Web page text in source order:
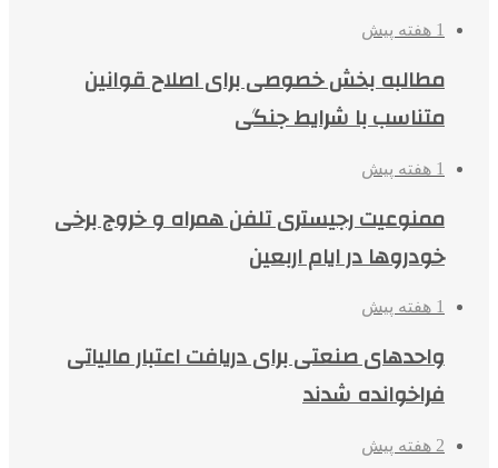
1 هفته پیش
مطالبه بخش خصوصی برای اصلاح قوانین
متناسب با شرایط جنگی
1 هفته پیش
ممنوعیت رجیستری تلفن همراه و خروج برخی
خودروها در ایام اربعین
1 هفته پیش
واحدهای صنعتی برای دریافت اعتبار مالیاتی
فراخوانده شدند
2 هفته پیش